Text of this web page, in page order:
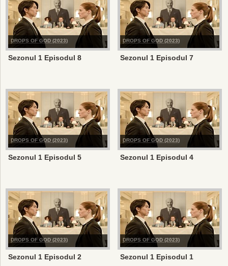
DROPS OF GOD (2023)
Sezonul 1 Episodul 8
DROPS OF GOD (2023)
Sezonul 1 Episodul 7
DROPS OF GOD (2023)
Sezonul 1 Episodul 5
DROPS OF GOD (2023)
Sezonul 1 Episodul 4
DROPS OF GOD (2023)
Sezonul 1 Episodul 2
DROPS OF GOD (2023)
Sezonul 1 Episodul 1